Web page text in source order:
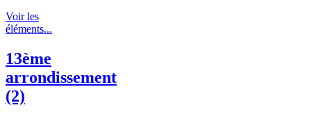
Voir les
éléments...
13ème
arrondissement
(2)